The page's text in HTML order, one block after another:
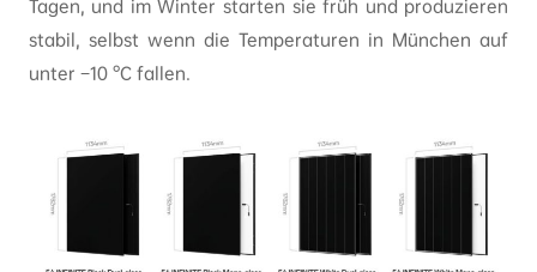
Tagen, und im Winter starten sie früh und produzieren
stabil, selbst wenn die Temperaturen in München auf
unter −10 °C fallen.